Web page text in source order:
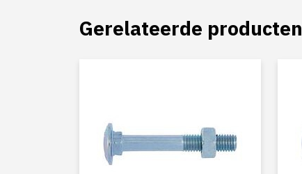
Gerelateerde producten